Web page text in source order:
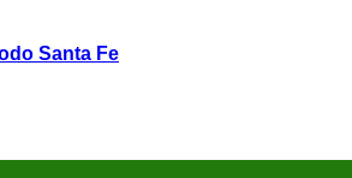
Santa Fe